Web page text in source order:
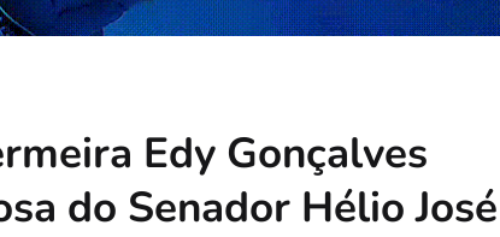
Edy Gonçalves
do Senador Hélio José